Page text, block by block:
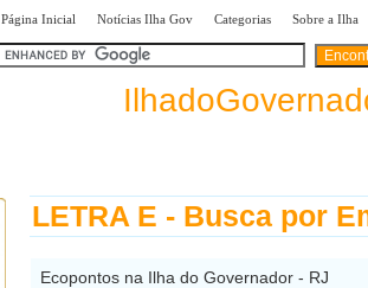
Página Inicial Notícias Ilha Gov Categorias Sobre a Ilha
LETRA E - Busca por
Ecopontos na Ilha do Governador - RJ